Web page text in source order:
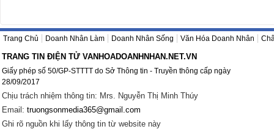
Trang Chủ Doanh Nhân Làm Doanh Nhân Sống Văn Hóa Doanh Nhân
TRANG TIN ĐIỆN TỬ VANHOADOANHNHAN.NET.VN
Giấy phép số 50/GP-STTTT do Sở Thông tin - Truyền thông cấp ngày
28/09/2017
Chịu trách nhiệm thông tin: Mrs. Nguyễn Thị Minh Thúy
Email: truongsonmedia365@gmail.com
Ghi rõ nguồn khi lấy thông tin từ website này